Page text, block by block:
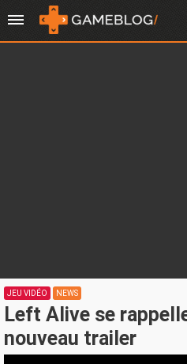
JEU VIDÉO NEWS
Left Alive se
nouveau trailer